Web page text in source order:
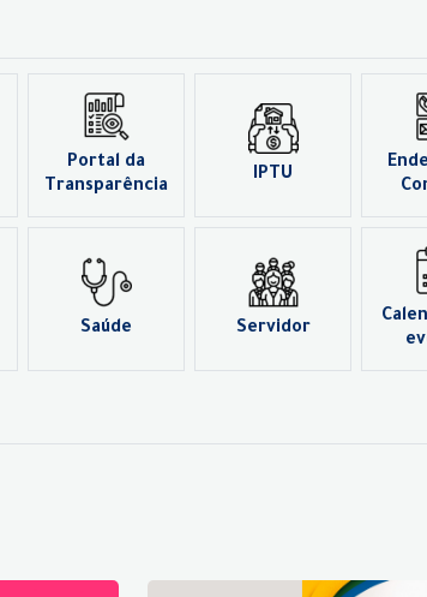
Portal da
Transparência
IPTU
Saúde Servidor